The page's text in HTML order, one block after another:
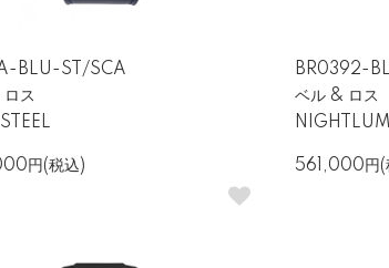
BLU-ST/SCA
ス
円(税込)
BR0392-
ベル & ロス
NIGHTLUM
561,000円(